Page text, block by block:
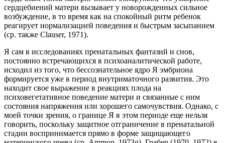
сердцебиений матери вызывает у новорожденных сильное
возбуж­дение, в то время как на спокойный ритм ребенок
реагирует нормализацией поведения и быстрым засыпанием
(ср. также Clauser, 1971).
Я сам в исследованиях пренатальных фантазий и снов,
постоянно встреча­ющихся в психоаналитической работе,
исходил из того, что бессознательное ядро Я эмбриона
формируется уже в период внутриматочного развития. Это
находит свое выражение в реакциях плода на
психовегетативное поведение ма­тери и связанные с ним
состояния напряжения или хорошего самочувствия. Однако, с
моей точки зрения, о границе Я в этом периоде еще нельзя
говорить, поскольку защитное отграничение в пренатальной
стадии воспринимается пря­мо в форме защищающего